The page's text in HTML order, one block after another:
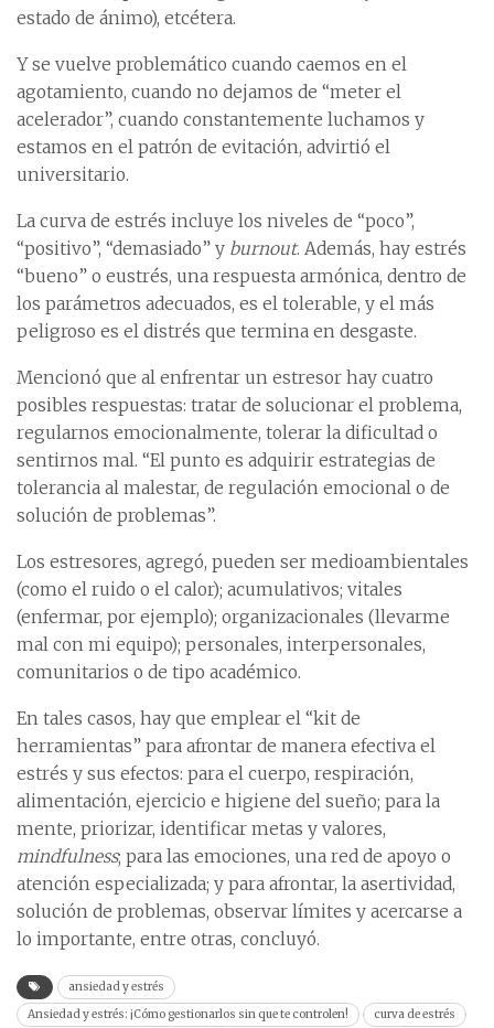
estado de ánimo), etcétera.
Y se vuelve problemático cuando caemos en el
agotamiento, cuando no dejamos de “meter el
acelerador”, cuando constantemente luchamos y
estamos en el patrón de evitación, advirtió el
universitario.
La curva de estrés incluye los niveles de “poco”,
“positivo”, “demasiado” y burnout. Además, hay estrés
“bueno” o eustrés, una respuesta armónica, dentro de
los parámetros adecuados, es el tolerable, y el más
peligroso es el distrés que termina en desgaste.
Mencionó que al enfrentar un estresor hay cuatro
posibles respuestas: tratar de solucionar el problema,
regularnos emocionalmente, tolerar la dificultad o
sentirnos mal. “El punto es adquirir estrategias de
tolerancia al malestar, de regulación emocional o de
solución de problemas”.
Los estresores, agregó, pueden ser medioambientales
(como el ruido o el calor); acumulativos; vitales
(enfermar, por ejemplo); organizacionales (llevarme
mal con mi equipo); personales, interpersonales,
comunitarios o de tipo académico.
En tales casos, hay que emplear el “kit de
herramientas” para afrontar de manera efectiva el
estrés y sus efectos: para el cuerpo, respiración,
alimentación, ejercicio e higiene del sueño; para la
mente, priorizar, identificar metas y valores,
mindfulness; para las emociones, una red de apoyo o
atención especializada; y para afrontar, la asertividad,
solución de problemas, observar límites y acercarse a
lo importante, entre otras, concluyó.
ansiedad y estrés
Ansiedad y estrés: ¡Cómo gestionarlos sin que te controlen!
curva de estrés